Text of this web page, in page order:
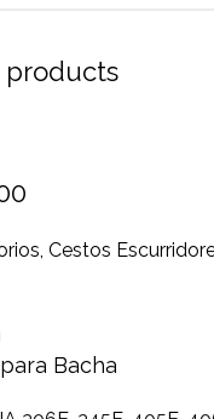
products
, Cestos
Bacha